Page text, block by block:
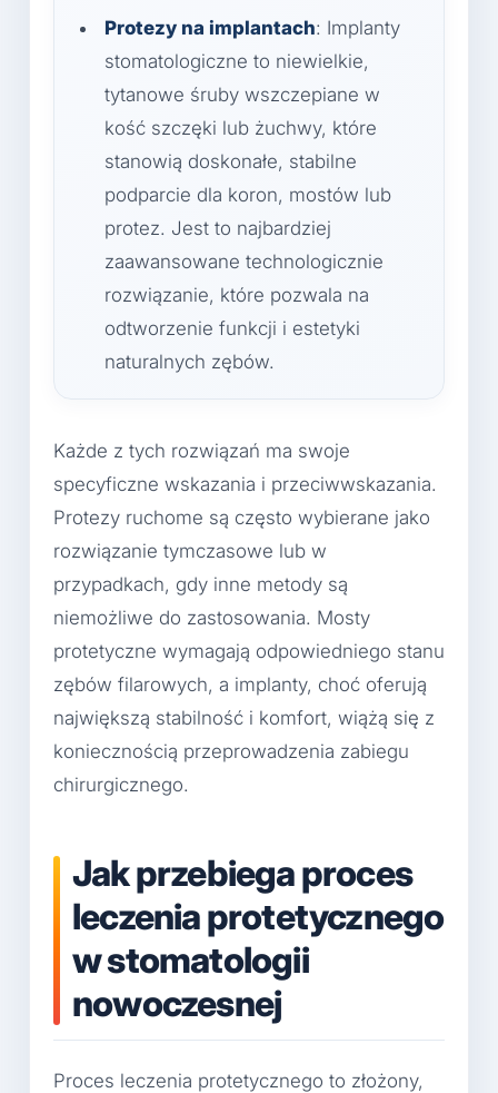
Protezy na implantach: Implanty
stomatologiczne to niewielkie,
tytanowe śruby wszczepiane w
kość szczęki lub żuchwy, które
stanowią doskonałe, stabilne
podparcie dla koron, mostów lub
protez. Jest to najbardziej
zaawansowane technologicznie
rozwiązanie, które pozwala na
odtworzenie funkcji i estetyki
naturalnych zębów.
Każde z tych rozwiązań ma swoje
specyficzne wskazania i przeciwwskazania.
Protezy ruchome są często wybierane jako
rozwiązanie tymczasowe lub w
przypadkach, gdy inne metody są
niemożliwe do zastosowania. Mosty
protetyczne wymagają odpowiedniego stanu
zębów filarowych, a implanty, choć oferują
największą stabilność i komfort, wiążą się z
koniecznością przeprowadzenia zabiegu
chirurgicznego.
Jak przebiega proces
leczenia protetycznego
w stomatologii
nowoczesnej
Proces leczenia protetycznego to złożony,